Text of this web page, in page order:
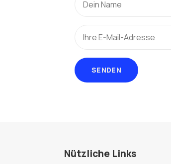
SENDEN
Nützliche Links